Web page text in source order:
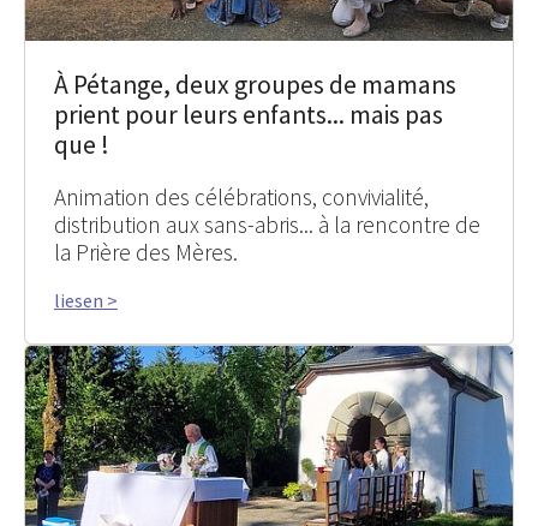
À Pétange, deux groupes de mamans
prient pour leurs enfants... mais pas
que !
Animation des célébrations, convivialité,
distribution aux sans-abris... à la rencontre de
la Prière des Mères.
liesen >